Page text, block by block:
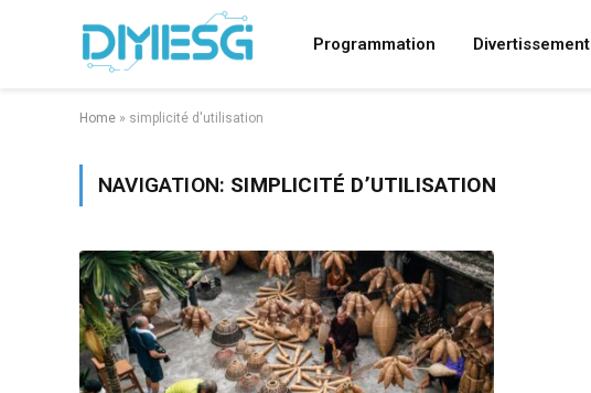
Programmation Divertissement
Home » simplicité d'utilisation
NAVIGATION: SIMPLICITÉ D’UTILISATION